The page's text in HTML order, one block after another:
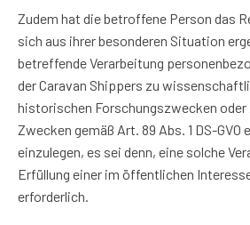
Zudem hat die betroffene Person das
sich aus ihrer besonderen Situation
betreffende Verarbeitung
der Caravan Shippers zu
historischen Forschungszwecken
Zwecken gemäß Art. 89 Abs. 1 DS-
einzulegen, es sei denn, eine solche
Erfüllung einer im öffentlichen
erforderlich.